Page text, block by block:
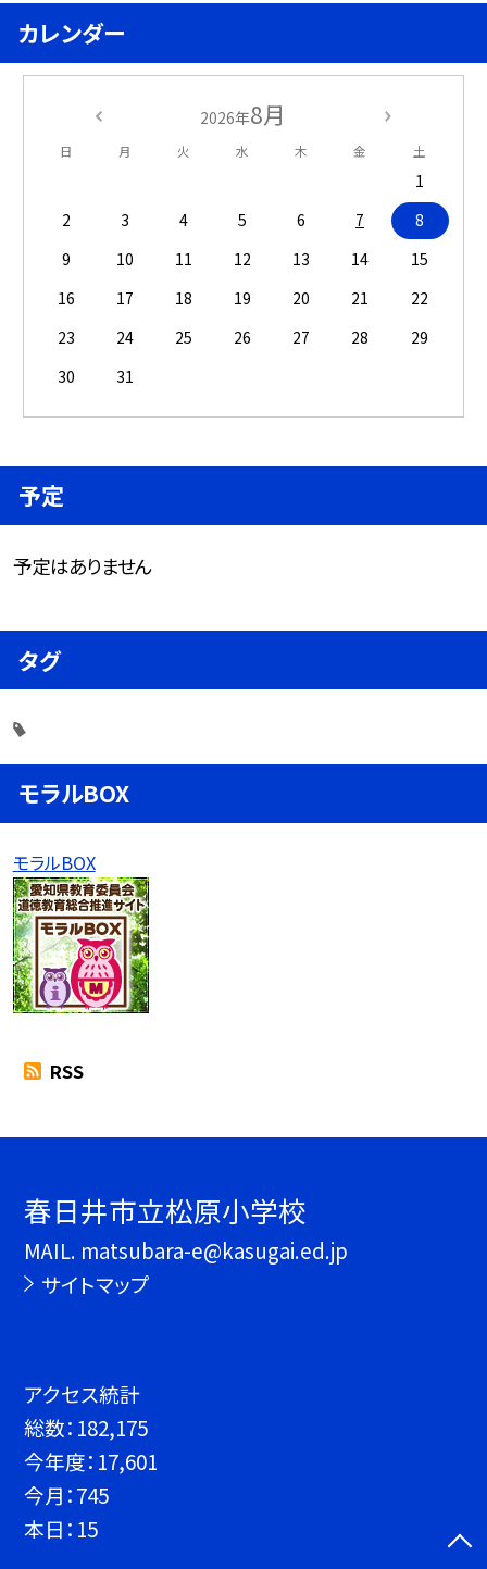
カレンダー
2026年8月
日 月 火 水 木 金 土
1
2
3 4 5 6 7
8
9
10 11 12 13 14
15
16
17 18 19 20 21
22
23
24 25 26 27 28
29
30
31
予定
予定はありません
タグ
モラルBOX
モラルBOX
RSS
春日井市立松原小学校
MAIL. matsubara-e@kasugai.ed.jp
サイトマップ
アクセス統計
総数： 182,175
今年度： 17,601
今月：745
本日： 15